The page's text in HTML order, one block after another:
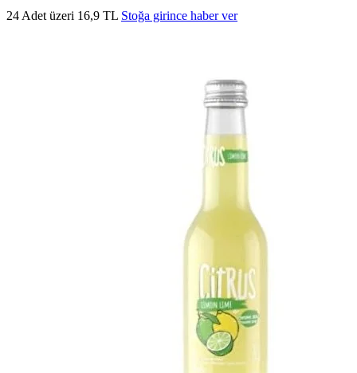
24 Adet üzeri 16,9 TL Stoğa girince haber ver